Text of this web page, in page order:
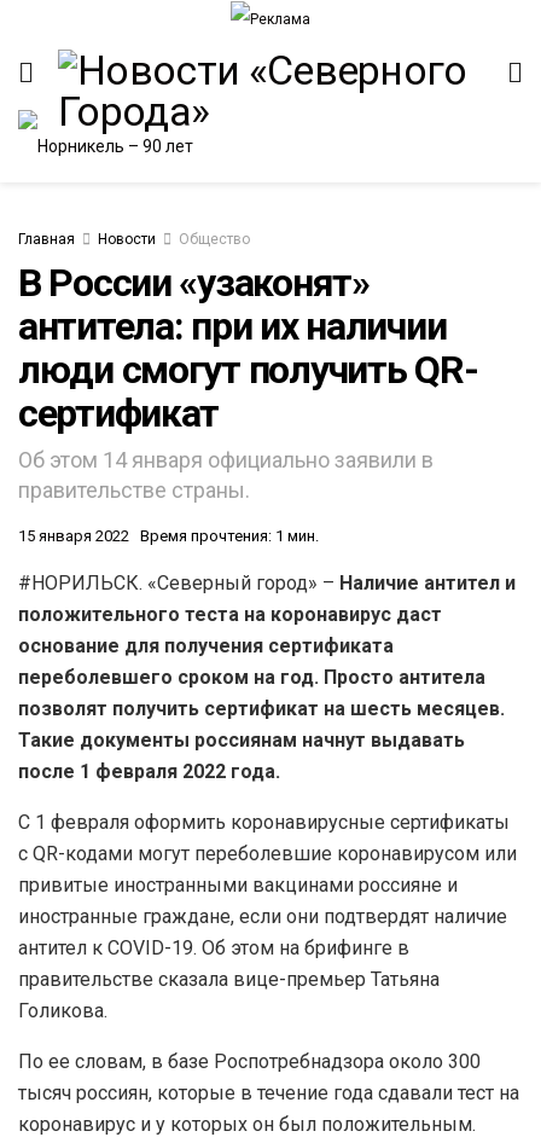
Главная Новости Общество
В России «узаконят»
антитела: при их наличии
люди смогут получить QR-
сертификат
Об этом 14 января официально заявили в
правительстве страны.
15 января 2022 Время прочтения: 1 мин.
#НОРИЛЬСК. «Северный город» – Наличие антител и
положительного теста на коронавирус даст
основание для получения сертификата
переболевшего сроком на год. Просто антитела
позволят получить сертификат на шесть месяцев.
Такие документы россиянам начнут выдавать
после 1 февраля 2022 года.
С 1 февраля оформить коронавирусные сертификаты
с QR-кодами могут переболевшие коронавирусом или
привитые иностранными вакцинами россияне и
иностранные граждане, если они подтвердят наличие
антител к COVID-19. Об этом на брифинге в
правительстве сказала вице-премьер Татьяна
Голикова.
По ее словам, в базе Роспотребнадзора около 300
тысяч россиян, которые в течение года сдавали тест на
коронавирус и у которых он был положительным.